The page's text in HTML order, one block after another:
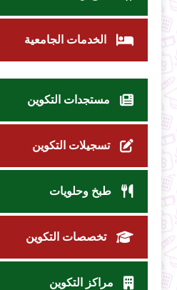
الخدمات الجامعية
مستجدات التكوين
تسجيلات التكوين
طبخ وحلويات
تخصصات التكوين
مراكز التكوين